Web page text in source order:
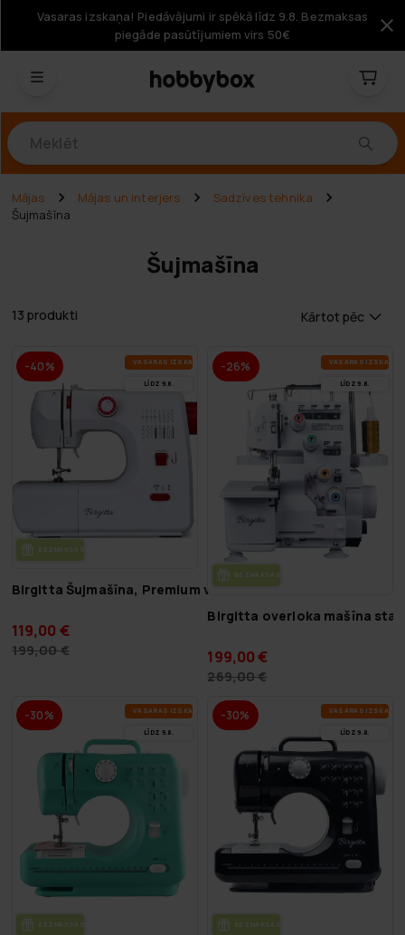
Vasaras izskaņa! Piedāvājumi ir spēkā līdz 9.8. Bezmaksas
piegāde pasūtījumiem virs 50€
Mājas Mājas un interjers
Sadzīves tehnika
Šujmašīna
Šujmašīna
13 produkti Kārtot pēc
-40% VA­SA­RAS IZ­SKA­ŅA
LĪDZ 9.8.
BEZ­MAK­SAS PIE­GĀ­DE
Birgitta Šujmašīna, Premium v2
119,00 €
199,00 €
-26% VA­SA­RAS IZ­SKA­ŅA
LĪDZ 9.8.
BEZ­MAK­SAS PIE­GĀ­DE
Birgitta overloka mašīna
199,00 €
269,00 €
-30% VA­SA­RAS IZ­SKA­ŅA
LĪDZ 9.8.
BEZ­MAK­SAS PIE­GĀ­DE
-30% VA­SA­RAS IZ­SKA­ŅA
LĪDZ 9.8.
BEZ­MAK­SAS PIE­GĀ­DE